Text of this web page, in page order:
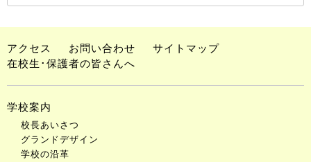
アクセス お問い合わせ
サイトマップ
在校生･保護者の皆さんへ
学校案内
校長あいさつ
グランドデザイン
学校の沿革